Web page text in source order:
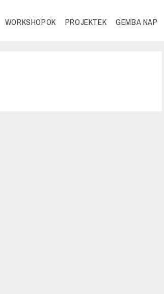
WORKSHOPOK PROJEKTEK GEMBA NAP